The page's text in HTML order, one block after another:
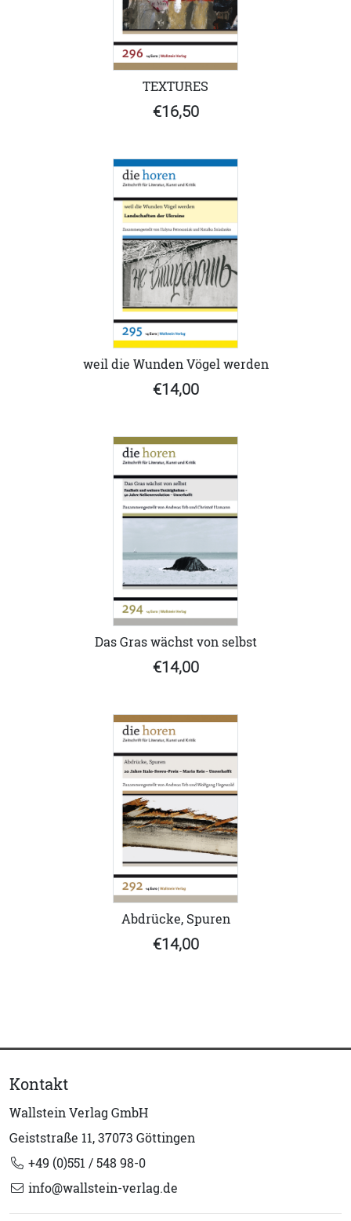
TEXTURES
€16,50
weil die Wunden Vögel werden
€14,00
Das Gras wächst von selbst
€14,00
Abdrücke, Spuren
€14,00
Kontakt
Wallstein Verlag GmbH
Geiststraße 11, 37073 Göttingen
+49 (0)551 / 548 98-0
info@wallstein-verlag.de